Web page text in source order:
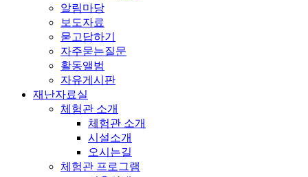
알림마당
보도자료
묻고답하기
자주묻는질문
활동앨범
자유게시판
재난자료실
체험관 소개
체험관 소개
시설소개
오시는길
체험관 프로그램